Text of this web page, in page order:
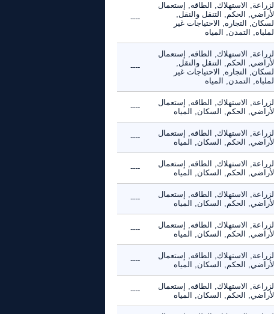
الزراعة, الاستهلاك, الطاقه, إستعمال
الأراضي, الحكم, التنقل والنقل,
السكان, التجاره, الاحتياجات غير
الملباه, التمدن, المياه
----
الزراعة, الاستهلاك, الطاقه, إستعمال
الأراضي, الحكم, التنقل والنقل,
السكان, التجاره, الاحتياجات غير
الملباه, التمدن, المياه
----
الزراعة, الاستهلاك, الطاقه, إستعمال
الأراضي, الحكم, السكان, المياه
----
الزراعة, الاستهلاك, الطاقه, إستعمال
الأراضي, الحكم, السكان, المياه
----
الزراعة, الاستهلاك, الطاقه, إستعمال
الأراضي, الحكم, السكان, المياه
----
الزراعة, الاستهلاك, الطاقه, إستعمال
الأراضي, الحكم, السكان, المياه
----
الزراعة, الاستهلاك, الطاقه, إستعمال
الأراضي, الحكم, السكان, المياه
----
الزراعة, الاستهلاك, الطاقه, إستعمال
الأراضي, الحكم, السكان, المياه
----
الزراعة, الاستهلاك, الطاقه, إستعمال
الأراضي, الحكم, السكان, المياه
----